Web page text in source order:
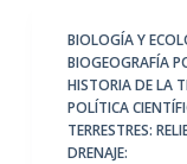
BIOLOGÍA Y
BIOGEOGRAFÍA
HISTORIA DE LA
POLÍTICA
TERRESTRES:
DRENAJE: